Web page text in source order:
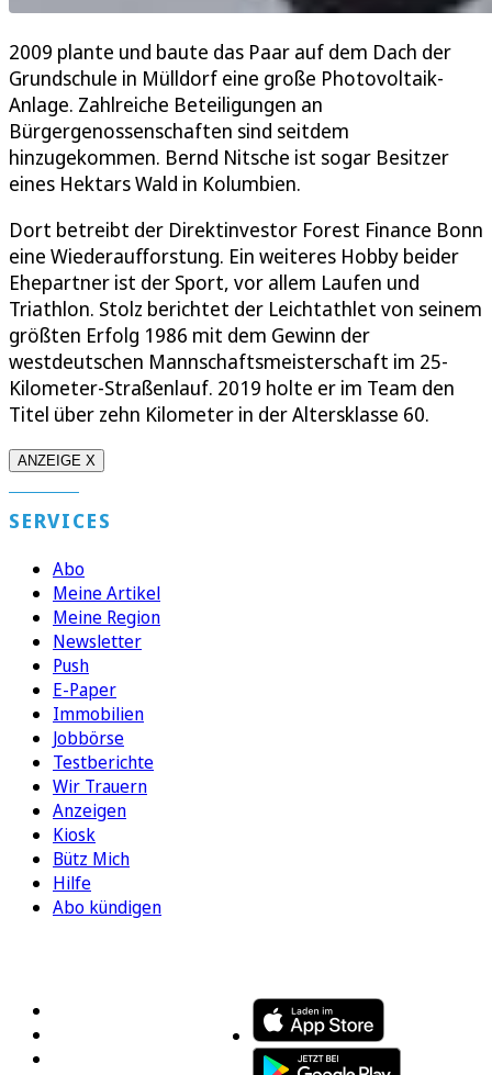
2009 plante und baute das Paar auf dem Dach der
Grundschule in Mülldorf eine große Photovoltaik-
Anlage. Zahlreiche Beteiligungen an
Bürgergenossenschaften sind seitdem
hinzugekommen. Bernd Nitsche ist sogar Besitzer
eines Hektars Wald in Kolumbien.
Dort betreibt der Direktinvestor Forest Finance Bonn
eine Wiederaufforstung. Ein weiteres Hobby beider
Ehepartner ist der Sport, vor allem Laufen und
Triathlon. Stolz berichtet der Leichtathlet von seinem
größten Erfolg 1986 mit dem Gewinn der
westdeutschen Mannschaftsmeisterschaft im 25-
Kilometer-Straßenlauf. 2019 holte er im Team den
Titel über zehn Kilometer in der Altersklasse 60.
ANZEIGE X
SERVICES
Abo
Meine Artikel
Meine Region
Newsletter
Push
E-Paper
Immobilien
Jobbörse
Testberichte
Wir Trauern
Anzeigen
Kiosk
Bütz Mich
Hilfe
Abo kündigen